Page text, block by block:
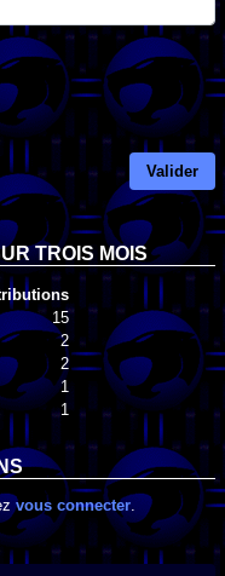
Valider
TROIS MOIS
15
2
2
1
1
vous connecter